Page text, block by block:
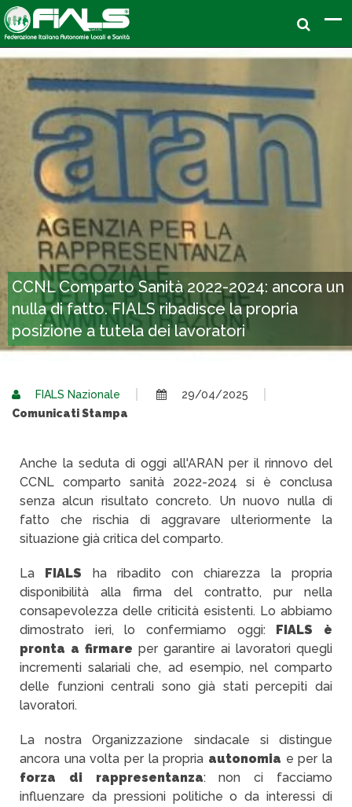
CCNL Comparto Sanità 2022-2024: ancora un
nulla di fatto. FIALS ribadisce la propria
posizione a tutela dei lavoratori
FIALS Nazionale
29/04/2025
Comunicati Stampa
Anche la seduta di oggi all'ARAN per il rinnovo del
CCNL comparto sanità 2022-2024 si è conclusa
senza alcun risultato concreto. Un nuovo nulla di
fatto che rischia di aggravare ulteriormente la
situazione già critica del comparto.
La FIALS ha ribadito con chiarezza la propria
disponibilità alla firma del contratto, pur nella
consapevolezza delle criticità esistenti. Lo abbiamo
dimostrato ieri, lo confermiamo oggi: FIALS è
pronta a firmare per garantire ai lavoratori quegli
incrementi salariali che, ad esempio, nel comparto
delle funzioni centrali sono già stati percepiti dai
lavoratori.
La nostra Organizzazione sindacale si distingue
ancora una volta per la propria autonomia e per la
forza di rappresentanza: non ci facciamo
influenzare da pressioni politiche o da interessi di